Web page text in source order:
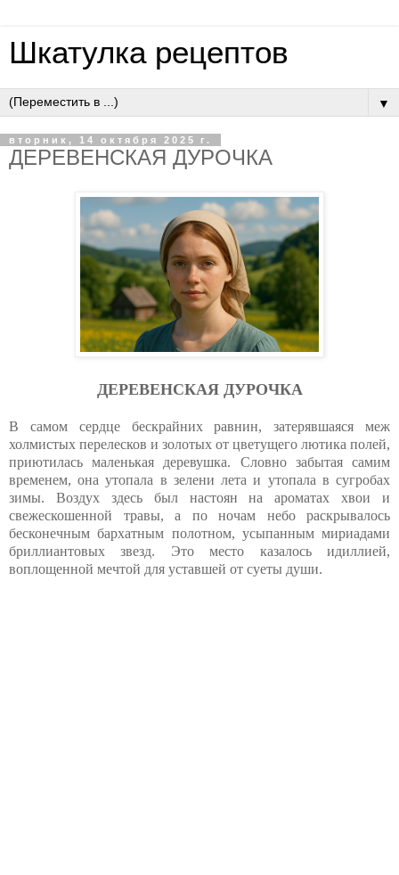
Шкатулка рецептов
▼
вторник, 14 октября 2025 г.
ДEPEВEНCКAЯ ДУPOЧКA
ДEPEВEНCКAЯ ДУPOЧКA
В самом сердце бескрайних равнин, затерявшаяся меж
холмистых перелесков и золотых от цветущего лютика полей,
приютилась маленькая деревушка. Словно забытая самим
временем, она утопала в зелени лета и утопала в сугробах
зимы. Воздух здесь был настоян на ароматах хвои и
свежескошенной травы, а по ночам небо раскрывалось
бесконечным бархатным полотном, усыпанным мириадами
бриллиантовых звезд. Это место казалось идиллией,
воплощенной мечтой для уставшей от суеты души.